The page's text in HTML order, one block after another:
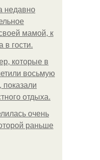
недавно
мамой, к
в гости.
которые в
восьмую
показали
отдыха.
очень
раньше